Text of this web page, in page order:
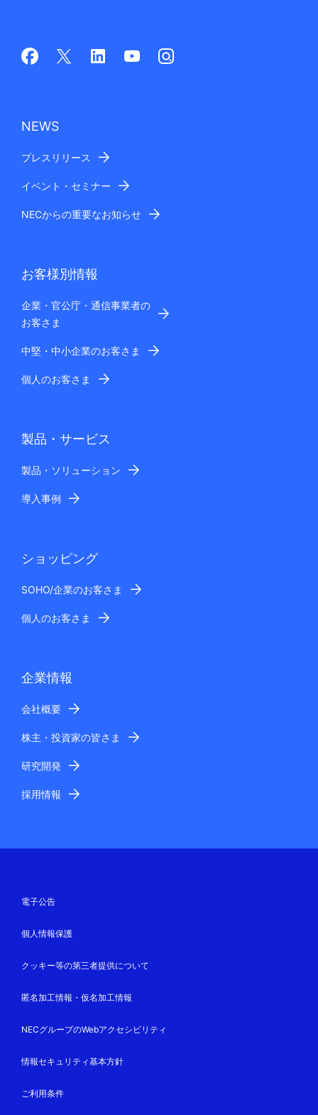
NEWS
プレスリリース
イベント・セミナー
NECからの重要なお知らせ
お客様別情報
企業・官公庁・通信事業者の
お客さま
中堅・中小企業のお客さま
個人のお客さま
製品・サービス
製品・ソリューション
導入事例
ショッピング
SOHO/企業のお客さま
個人のお客さま
企業情報
会社概要
株主・投資家の皆さま
研究開発
採用情報
電子公告
個人情報保護
クッキー等の第三者提供について
匿名加工情報・仮名加工情報
NECグループのWebアクセシビリティ
情報セキュリティ基本方針
ご利用条件